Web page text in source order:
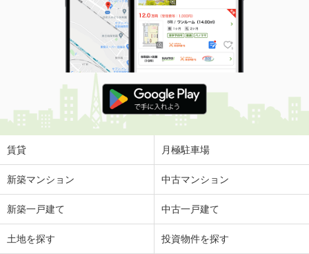
賃貸 月極駐車場
新築マンション 中古マンション
新築一戸建て 中古一戸建て
土地を探す 投資物件を探す